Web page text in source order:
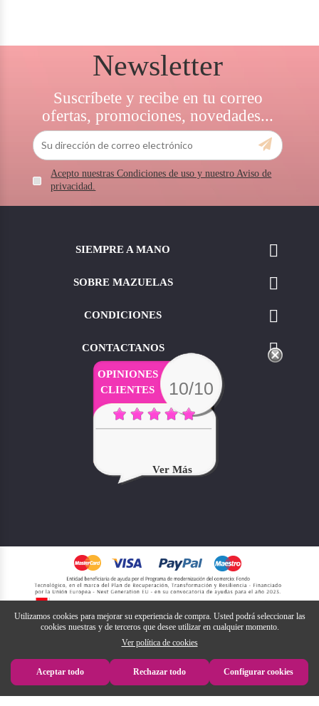
Newsletter
Suscríbete y recibe en tu correo
ofertas, promociones, novedades...
Acepto nuestras Condiciones de uso y nuestro Aviso de
privacidad.
SIEMPRE A MANO 
SOBRE MAZUELAS 
CONDICIONES 
CONTACTANOS 
OPINIONES
CLIENTES
10/10
Ver Más
Utilizamos cookies para mejorar su experiencia de compra. Usted podrá seleccionar las
cookies nuestras y de terceros que desee utilizar en cualquier momento.
Ver política de cookies
Aceptar todo Rechazar todo Configurar cookies